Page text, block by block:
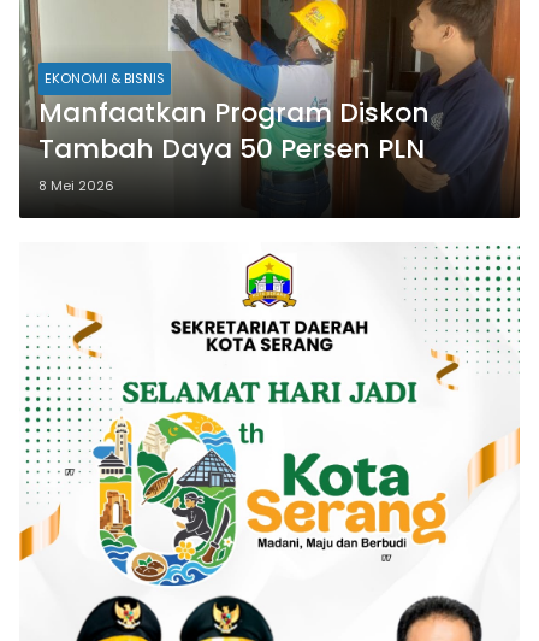
EKONOMI & BISNIS
Manfaatkan Program Diskon
Tambah Daya 50 Persen PLN
8 Mei 2026